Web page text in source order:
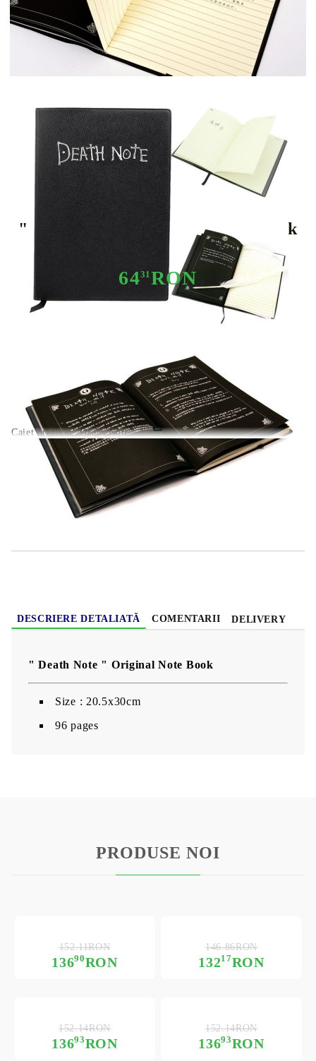
Tweet
" Death Note " Original Note Book
6431 RON
Stoc epuizat - Nu se aplică anunțurilor cu precomandă
Caiet original „Death Note”.
DESCRIERE DETALIATĂ COMENTARII DELIVERY
" Death Note " Original Note Book
Size : 20.5x30cm
96 pages
PRODUSE NOI
13690RON
152.11RON
13217RON
146.86RON
13693RON
152.14RON
13693RON
152.14RON